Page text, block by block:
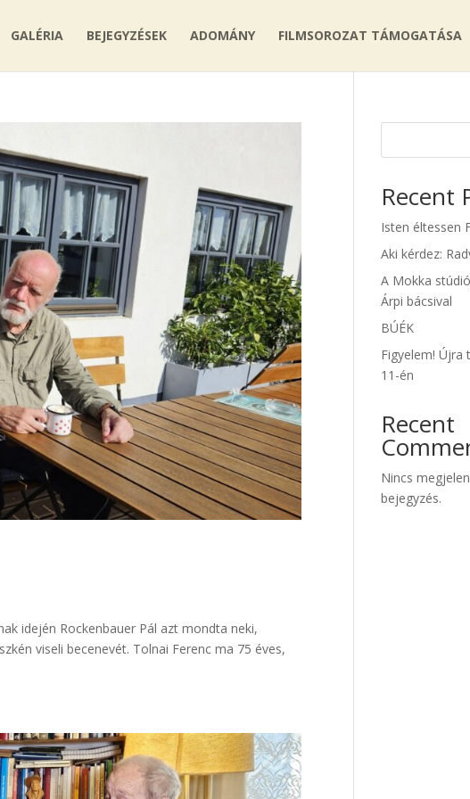
GALÉRIA BEJEGYZÉSEK ADOMÁNY FILMSOROZAT TÁMOGATÁSA
idején Rockenbauer Pál azt mondta neki,
viseli becenevét. Tolnai Ferenc ma 75 éves,
Recent
Isten éltessen
Aki kérdez:
A Mokka
Árpi bácsival
BÚÉK
Figyelem! Újra
11-én
Recent
Nincs
bejegyzés.